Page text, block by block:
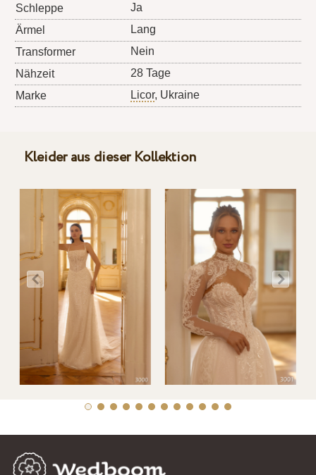
Schleppe
Ja
Ärmel
Lang
Transformer
Nein
Nähzeit
28 Tage
Marke
Licor, Ukraine
Kleider aus dieser Kollektion